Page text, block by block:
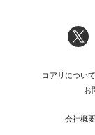
コアリについて
お
会社概要